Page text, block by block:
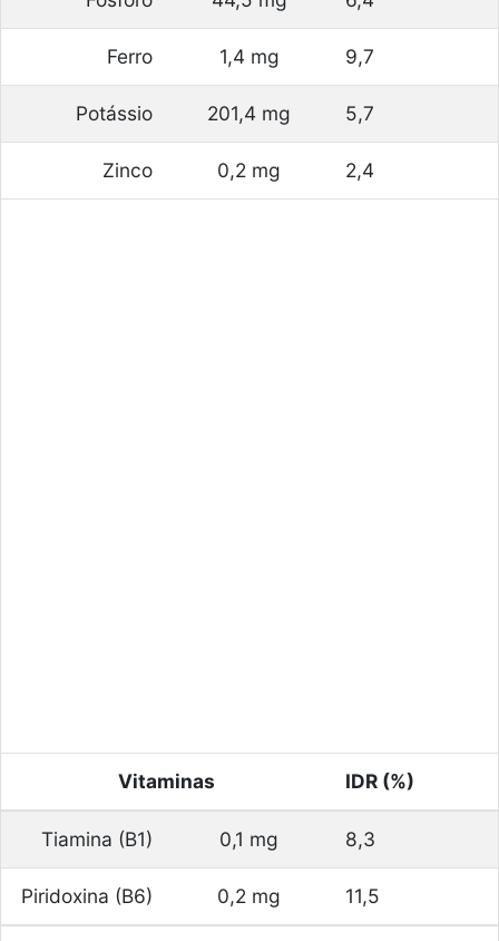
Ferro 1,4 mg 9,7
Potássio 201,4 mg 5,7
Zinco 0,2 mg 2,4
Vitaminas IDR (%)
Tiamina (B1) 0,1 mg 8,3
Piridoxina (B6) 0,2 mg 11,5